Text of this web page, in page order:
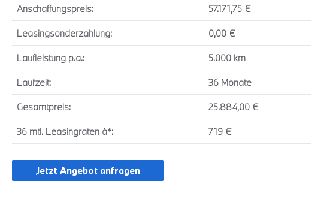
Anschaffungspreis: 57.171,75 €
Leasingsonderzahlung: 0,00 €
Laufleistung p.a.: 5.000 km
Laufzeit: 36 Monate
Gesamtpreis: 25.884,00 €
36 mtl. Leasingraten à*: 719 €
Jetzt Angebot anfragen